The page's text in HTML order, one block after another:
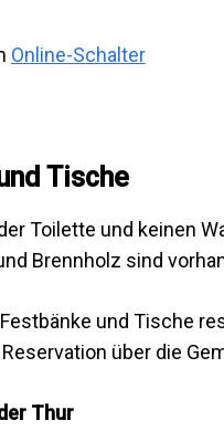
Online-Schalter
Tische
Toilette und keinen
Brennholz sind
und Tische
über die
Thur